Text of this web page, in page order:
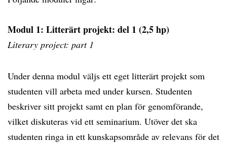
Modul 1: Litterärt projekt: del 1 (2,5 hp)
Literary project: part 1
Under denna modul väljs ett eget litterärt projekt som
studenten vill arbeta med under kursen. Studenten
beskriver sitt projekt samt en plan för genomförande,
vilket diskuteras vid ett seminarium. Utöver det ska
studenten ringa in ett kunskapsområde av relevans för det